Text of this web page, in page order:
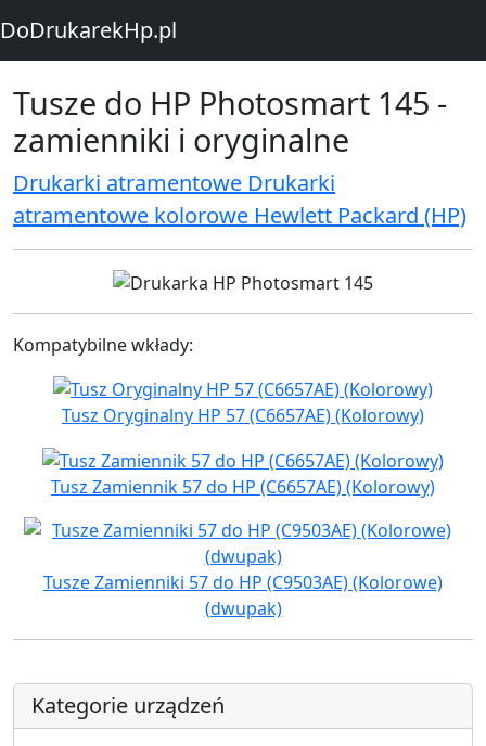
DoDrukarekHp.pl
Tusze do HP Photosmart 145 -
zamienniki i oryginalne
Drukarki atramentowe Drukarki
atramentowe kolorowe Hewlett Packard (HP)
Kompatybilne wkłady:
Tusz Oryginalny HP 57 (C6657AE) (Kolorowy)
Tusz Zamiennik 57 do HP (C6657AE) (Kolorowy)
Tusze Zamienniki 57 do HP (C9503AE) (Kolorowe)
(dwupak)
Kategorie urządzeń